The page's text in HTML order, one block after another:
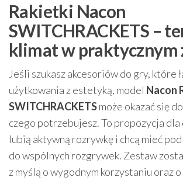
Rakietki Nacon
SWITCHRACKETS –
klimat w praktycznym
Jeśli szukasz akcesoriów do gry, które
użytkowania z estetyką, model Nacon
SWITCHRACKETSmoże okazać się
czego potrzebujesz. To propozycja
lubią aktywną rozrywkę i chcą mieć
do wspólnych rozgrywek. Zestaw
z myślą o wygodnym korzystaniu oraz